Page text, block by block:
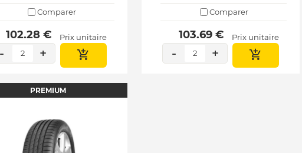
Comparer
102.28 € Prix unitaire
- 2 +
Comparer
103.69 € Prix unitaire
- 2 +
PREMIUM